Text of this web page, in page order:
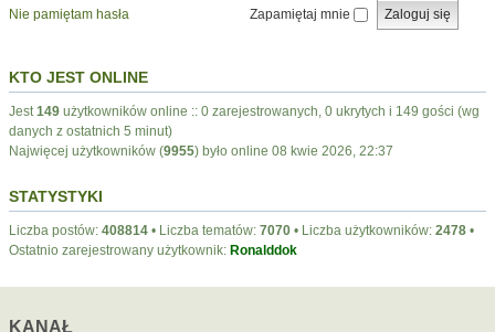
Nie pamiętam hasła Zapamiętaj mnie
KTO JEST ONLINE
Jest149 użytkowników online :: 0 zarejestrowanych, 0 ukrytych i 149 gości (wg
danych z ostatnich 5 minut)
Najwięcej użytkowników (9955) było online 08 kwie 2026, 22:37
STATYSTYKI
Liczba postów: 408814 • Liczba tematów: 7070 • Liczba użytkowników: 2478 •
Ostatnio zarejestrowany użytkownik: Ronalddok
KANAŁ